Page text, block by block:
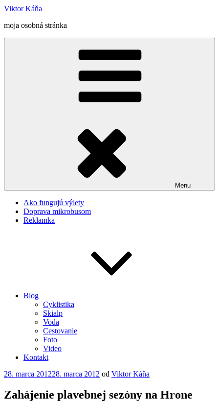
Viktor Káňa
moja osobná stránka
Menu
Ako fungujú výlety
Doprava mikrobusom
Reklamka
Blog
Cyklistika
Skialp
Voda
Cestovanie
Foto
Video
Kontakt
Publikované
28. marca 201228. marca 2012 od Viktor Káňa
Zahájenie plavebnej sezóny na Hrone